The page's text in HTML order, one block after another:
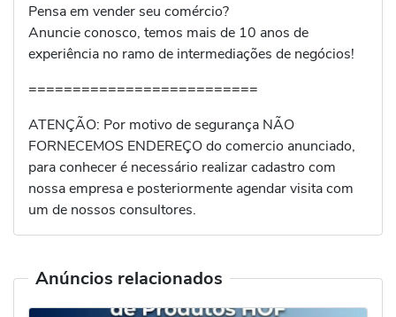
Pensa em vender seu comércio?
Anuncie conosco, temos mais de 10 anos de
experiência no ramo de intermediações de negócios!
==========================
ATENÇÃO: Por motivo de segurança NÃO
FORNECEMOS ENDEREÇO do comercio anunciado,
para conhecer é necessário realizar cadastro com
nossa empresa e posteriormente agendar visita com
um de nossos consultores.
Anúncios relacionados